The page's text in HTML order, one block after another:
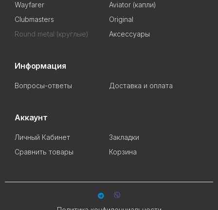
Wayfarer
Aviator (капли)
Clubmasters
Original
Round metal (круглые)
Аксессуары
Информация
Вопросы-ответы Доставка и оплата
Аккаунт
Личный Кабинет
Закладки
Сравнить товары
Корзина